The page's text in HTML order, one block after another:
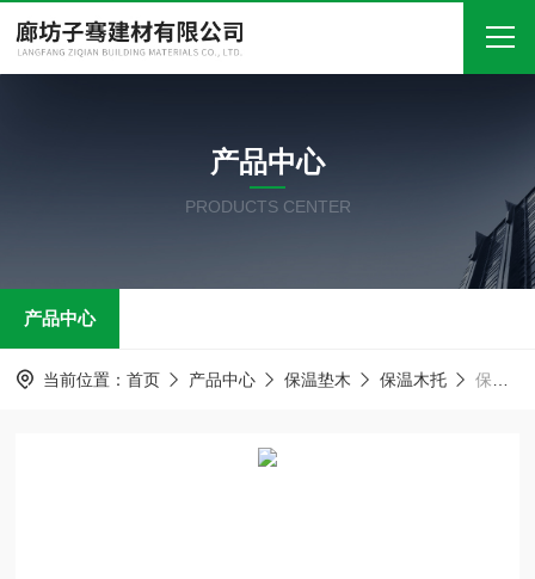
关于我们
产品中心
在线留言
产品中心
PRODUCTS CENTER
产品中心
当前位置： 首页 产品中心 保温垫木 保温木托 保温垫木 石油管道托码